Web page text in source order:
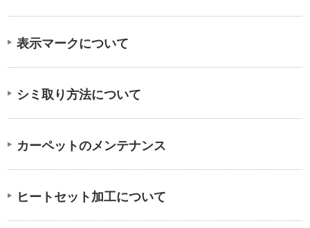
表示マークについて
シミ取り方法について
カーペットのメンテナンス
ヒートセット加工について